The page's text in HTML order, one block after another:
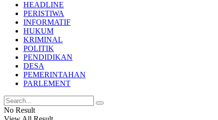
HEADLINE
PERISTIWA
INFORMATIF
HUKUM
KRIMINAL
POLITIK
PENDIDIKAN
DESA
PEMERINTAHAN
PARLEMENT
No Result